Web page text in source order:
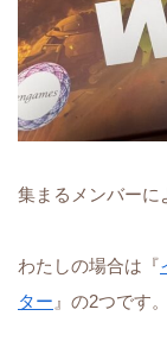
集まるメンバーに
わたしの場合は『
ター 』の2つです。